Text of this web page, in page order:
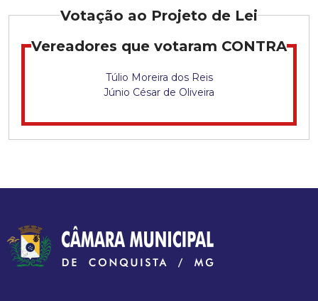
i
c
a
d
e
C
Votação ao Projeto de Lei
Vereadores que votaram CONTRA
Túlio Moreira dos Reis
Júnio César de Oliveira